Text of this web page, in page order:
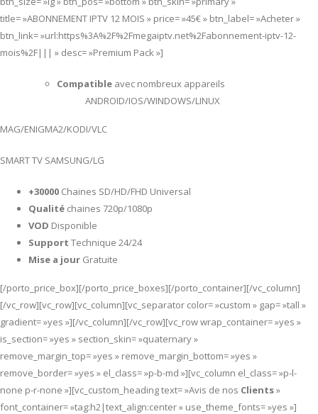
title= »ABONNEMENT IPTV 12 MOIS » price= »45€ » btn_label= »Acheter »
btn_link= »url:https%3A%2F%2Fmegaiptv.net%2Fabonnement-iptv-12-
mois%2F||| » desc= »Premium Pack »]
Compatible avec nombreux appareils
ANDROID/IOS/WINDOWS/LINUX
MAG/ENIGMA2/KODI/VLC
SMART TV SAMSUNG/LG
+30000 Chaines SD/HD/FHD Universal
Qualité chaines 720p/1080p
VOD Disponible
Support Technique 24/24
Mise a jour Gratuite
[/porto_price_box][/porto_price_boxes][/porto_container][/vc_column]
[/vc_row][vc_row][vc_column][vc_separator color= »custom » gap= »tall »
gradient= »yes »][/vc_column][/vc_row][vc_row wrap_container= »yes »
is_section= »yes » section_skin= »quaternary »
remove_margin_top= »yes » remove_margin_bottom= »yes »
remove_border= »yes » el_class= »p-b-md »][vc_column el_class= »p-l-
none p-r-none »][vc_custom_heading text= »Avis de nos Clients»
font_container= »tag:h2|text_align:center » use_theme_fonts= »yes »]